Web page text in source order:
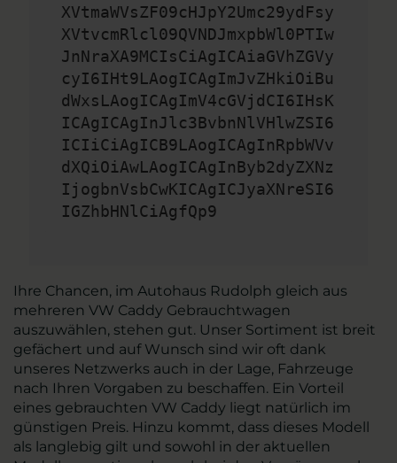
XVtmaWVsZF09cHJpY2Umc29ydFsy
XVtvcmRlcl09QVNDJmxpbWl0PTIw
JnNraXA9MCIsCiAgICAiaGVhZGVy
cyI6IHt9LAogICAgImJvZHkiOiBu
dWxsLAogICAgImV4cGVjdCI6IHsK
ICAgICAgInJlc3BvbnNlVHlwZSI6
ICIiCiAgICB9LAogICAgInRpbWVv
dXQiOiAwLAogICAgInByb2dyZXNz
IjogbnVsbCwKICAgICJyaXNreSI6
IGZhbHNlCiAgfQp9
Ihre Chancen, im Autohaus Rudolph gleich aus
mehreren VW Caddy Gebrauchtwagen
auszuwählen, stehen gut. Unser Sortiment ist breit
gefächert und auf Wunsch sind wir oft dank
unseres Netzwerks auch in der Lage, Fahrzeuge
nach Ihren Vorgaben zu beschaffen. Ein Vorteil
eines gebrauchten VW Caddy liegt natürlich im
günstigen Preis. Hinzu kommt, dass dieses Modell
als langlebig gilt und sowohl in der aktuellen